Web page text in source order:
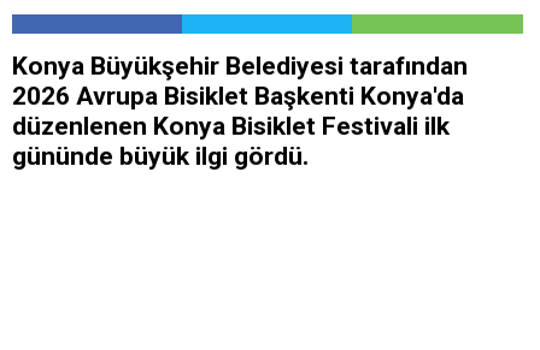
Konya Büyükşehir Belediyesi tarafından
2026 Avrupa Bisiklet Başkenti Konya'da
düzenlenen Konya Bisiklet Festivali ilk
gününde büyük ilgi gördü.